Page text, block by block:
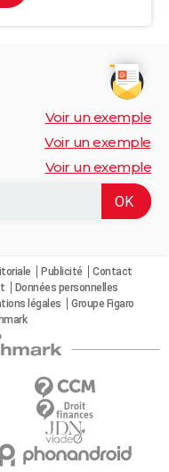
Voir un exemple
Voir un exemple
Voir un exemple
Publicité
Contact
Données personnelles
légales
Groupe Figaro